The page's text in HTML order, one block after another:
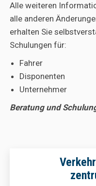
Alle weiteren
alle anderen
erhalten Sie
Schulungen für:
Fahrer
Disponenten
Unternehmer
Beratung und